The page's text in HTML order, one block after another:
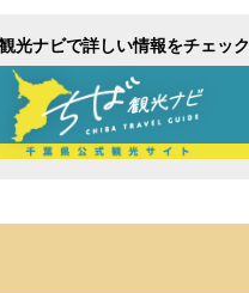
光ナビで詳しい情報をチェック